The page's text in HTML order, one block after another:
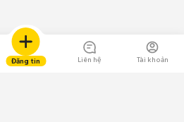
Đăng tin Liên hệ Tài khoản